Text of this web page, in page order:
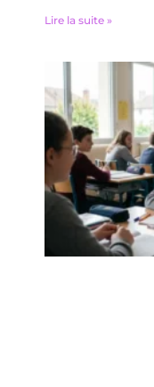
Lire la suite »